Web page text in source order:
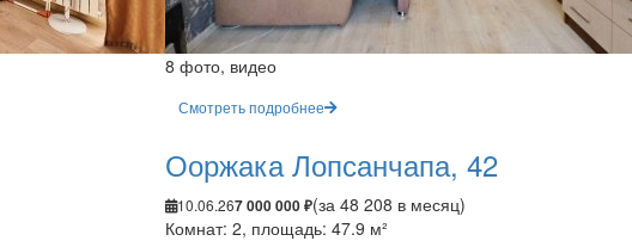
8 фото, видео
Смотреть подробнее
Ооржака Лопсанчапа, 42
10.06.267 000 000 ₽(за 48 208 в месяц)
Комнат: 2, площадь: 47.9 м²